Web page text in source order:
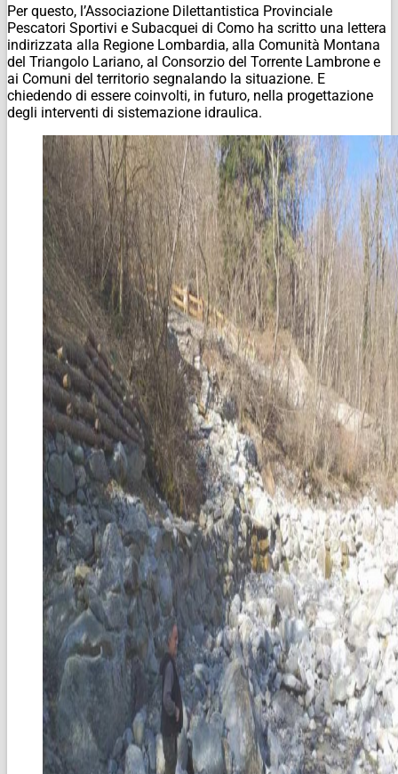
Per questo, l’Associazione Dilettantistica Provinciale
Pescatori Sportivi e Subacquei di Como ha scritto una lettera
indirizzata alla Regione Lombardia, alla Comunità Montana
del Triangolo Lariano, al Consorzio del Torrente Lambrone e
ai Comuni del territorio segnalando la situazione. E
chiedendo di essere coinvolti, in futuro, nella progettazione
degli interventi di sistemazione idraulica.